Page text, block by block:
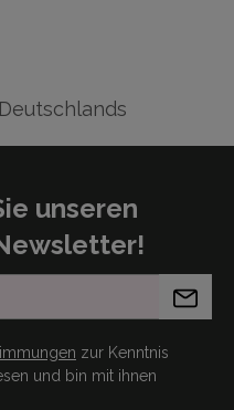
unseren
zur Kenntnis
und bin mit ihnen